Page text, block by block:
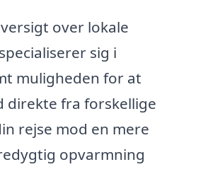
over lokale
sig i
muligheden for at
direkte fra forskellige
rejse mod en mere
opvarmning